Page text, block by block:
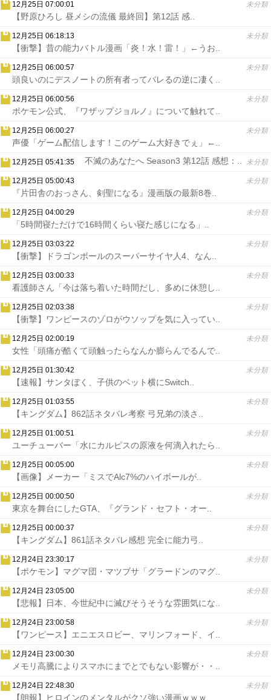
12月25日 07:00:01 未分類
【野原ひろし 昼メシの流儀 最終回】第12話 感..
12月25日 06:18:13 未分類
【衝撃】昔の能力バトル漫画「炎！水！雷！」←うお..
12月25日 06:00:57 未分類
頭良いのにデスノートの所有者ってバレるの逆に凄く..
12月25日 06:00:56 未分類
ポケモン公式、『ワザップジョルノ』について触れて..
12月25日 06:00:27 未分類
声優「ゲーム配信します！このゲーム大好きでぇ」←..
12月25日 05:41:35 未分類
不滅のあなたへ Season3 第12話 感想：..
12月25日 05:00:43 未分類
『片田舎のおっさん、剣聖になる』漫画版の最新8巻..
12月25日 04:00:29 未分類
「5時間寝ただけで16時間くらい寝た感じになる」..
12月25日 03:03:22 未分類
【衝撃】ドラゴンボールのスーパーサイヤ人4、なん..
12月25日 03:00:33 未分類
看護師さん「今は落ち着いた時間だし、多めに休憩し..
12月25日 02:03:38 未分類
【衝撃】ワンピースのゾロがウソップを気に入ってい..
12月25日 02:00:19 未分類
女性「頭痛が酷くて頭触ったらなんか膨らんでるんで..
12月25日 01:30:42 未分類
【速報】サンタぼく、子供のベット横にSwitch..
12月25日 01:03:55 未分類
【キングダム】862話ネタバレ考察 弓兄弟の淡さ..
12月25日 01:00:51 未分類
ユーチューバー「水にカルピスの原液を何滴入れたら..
12月25日 00:05:00 未分類
【画像】メーカー「ミスでAlc7%のハイボールが..
12月25日 00:00:50 未分類
東京を舞台にしたGTA、『グランド・セフト・オー..
12月25日 00:00:37 未分類
【キングダム】861話ネタバレ感想 完全に能力弓..
12月24日 23:30:17 未分類
【ポケモン】マグマ団・マツブサ「グラードンのマグ..
12月24日 23:05:00 未分類
【悲報】日本、今世紀中に滅びそうそうな雰囲気にな..
12月24日 23:00:58 未分類
【ワンピース】エニエスロビー、マリンフォード、イ..
12月24日 23:00:30 未分類
メモリ高騰によりスマホにまでとでもない影響が・・..
12月24日 22:48:30 未分類
【朗報】ヒロインのメンタルがクソ強い漫画ｗｗｗ..